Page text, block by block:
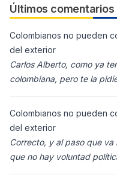
Últimos comentarios
Colombianos no pueden
del exterior
Carlos Alberto, como ya
colombiana, pero te la
Colombianos no pueden
del exterior
Correcto, y al paso que
que no hay voluntad